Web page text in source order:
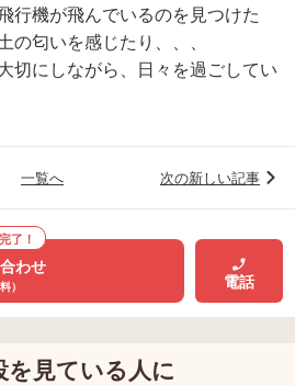
行機が飛んでいるのを見つけた
の匂いを感じたり、、、
切にしながら、日々を過ごしてい
一覧へ 次の新しい記事
了！
わせ
） 電話
を見ている人に